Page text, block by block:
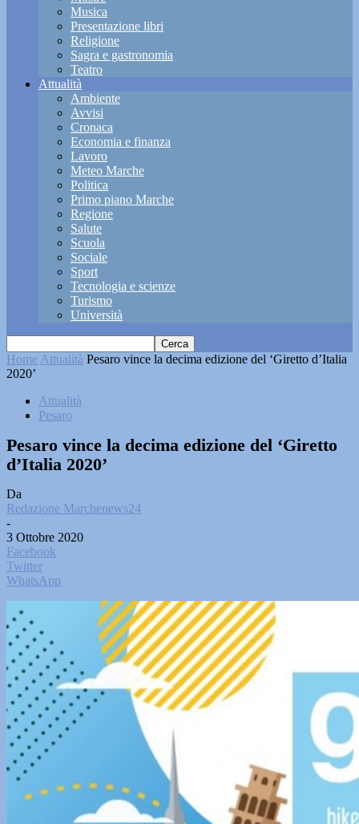
Musica
Presentazione libri
Religione
Sagra e gastronomia
Teatro
Attualità
Ambiente
Avvisi
Cronaca
Economia e finanza
Lavoro
Meteo Marche
Politica
Primo piano Marche
Regione
Salute
Scuola
Sociale
Sport
Tecnologia e scienze
Turismo
Università
Home Attualità Pesaro vince la decima edizione del ‘Giretto d’Italia
2020’
Attualità
Pesaro
Pesaro vince la decima edizione del ‘Giretto
d’Italia 2020’
Da
Redazione Marchenews24
-
3 Ottobre 2020
Facebook
Twitter
WhatsApp